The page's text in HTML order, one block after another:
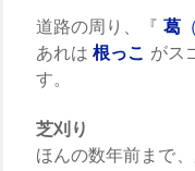
道路の周り、『 葛
あれは根っこ がス
す。
芝刈り
ほんの数年前まで